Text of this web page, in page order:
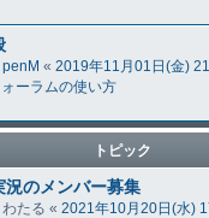
penM « 2019年11月01日(金)
ーラムの使い方
トピック
況のメンバー募集
わたる « 2021年10月20日(水)